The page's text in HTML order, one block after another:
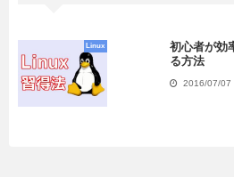
Linux
初心者が効
る方法
2016/07/07